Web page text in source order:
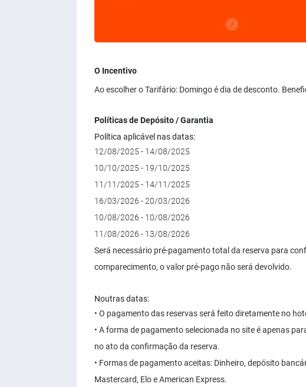
O Incentivo
Ao escolher o Tarifário: Domingo é dia de desconto.
Políticas de Depósito / Garantia
Política aplicável nas datas:
12/08/2025 - 14/08/2025
10/10/2025 - 19/10/2025
11/11/2025 - 14/11/2025
16/03/2026 - 20/03/2026
10/08/2026 - 10/08/2026
11/08/2026 - 13/08/2026
Será necessário pré-pagamento total da reserva para
comparecimento, o valor pré-pago não será devolvido.
Noutras datas:
• O pagamento das reservas será feito diretamente no
• A forma de pagamento selecionada no site é apenas
no ato da confirmação da reserva.
• Formas de pagamento aceitas: Dinheiro, depósito
Mastercard, Elo e American Express.